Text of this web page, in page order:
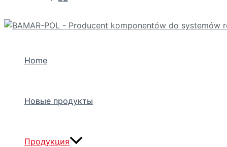
Home
Новые продукты
Продукция